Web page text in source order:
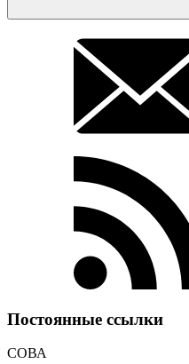
Постоянные ссылки
СОВА